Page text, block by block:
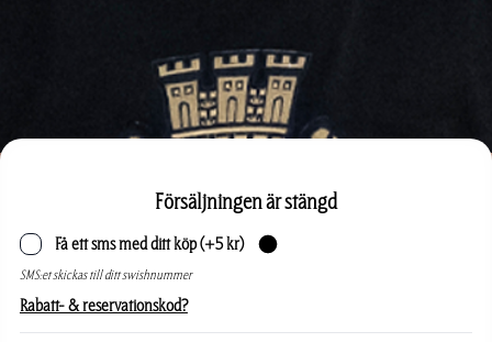
Försäljningen är stängd
Få ett sms med ditt köp(+5kr)
SMS:et skickas till ditt swishnummer
Rabatt- & reservationskod?